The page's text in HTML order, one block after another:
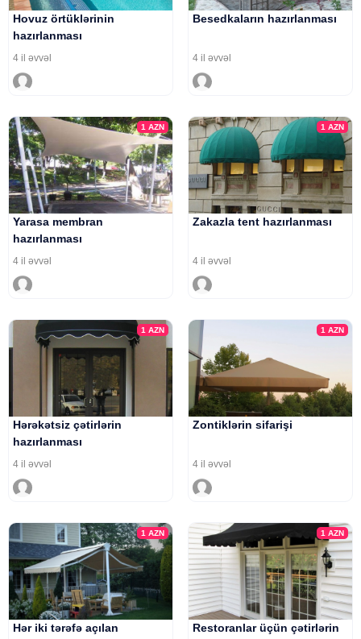
Hovuz örtüklərinin
hazırlanması
4 il əvvəl
Besedkaların hazırlanması
4 il əvvəl
1AZN
Yarasa membran
hazırlanması
4 il əvvəl
1 AZN
Zakazla tent hazırlanması
4 il əvvəl
1AZN
Hərəkətsiz çətirlərin
hazırlanması
4 il əvvəl
1 AZN
Zontiklərin sifarişi
4 il əvvəl
1AZN
Hər iki tərəfə açılan
1 AZN
Restoranlar üçün çətirlərin